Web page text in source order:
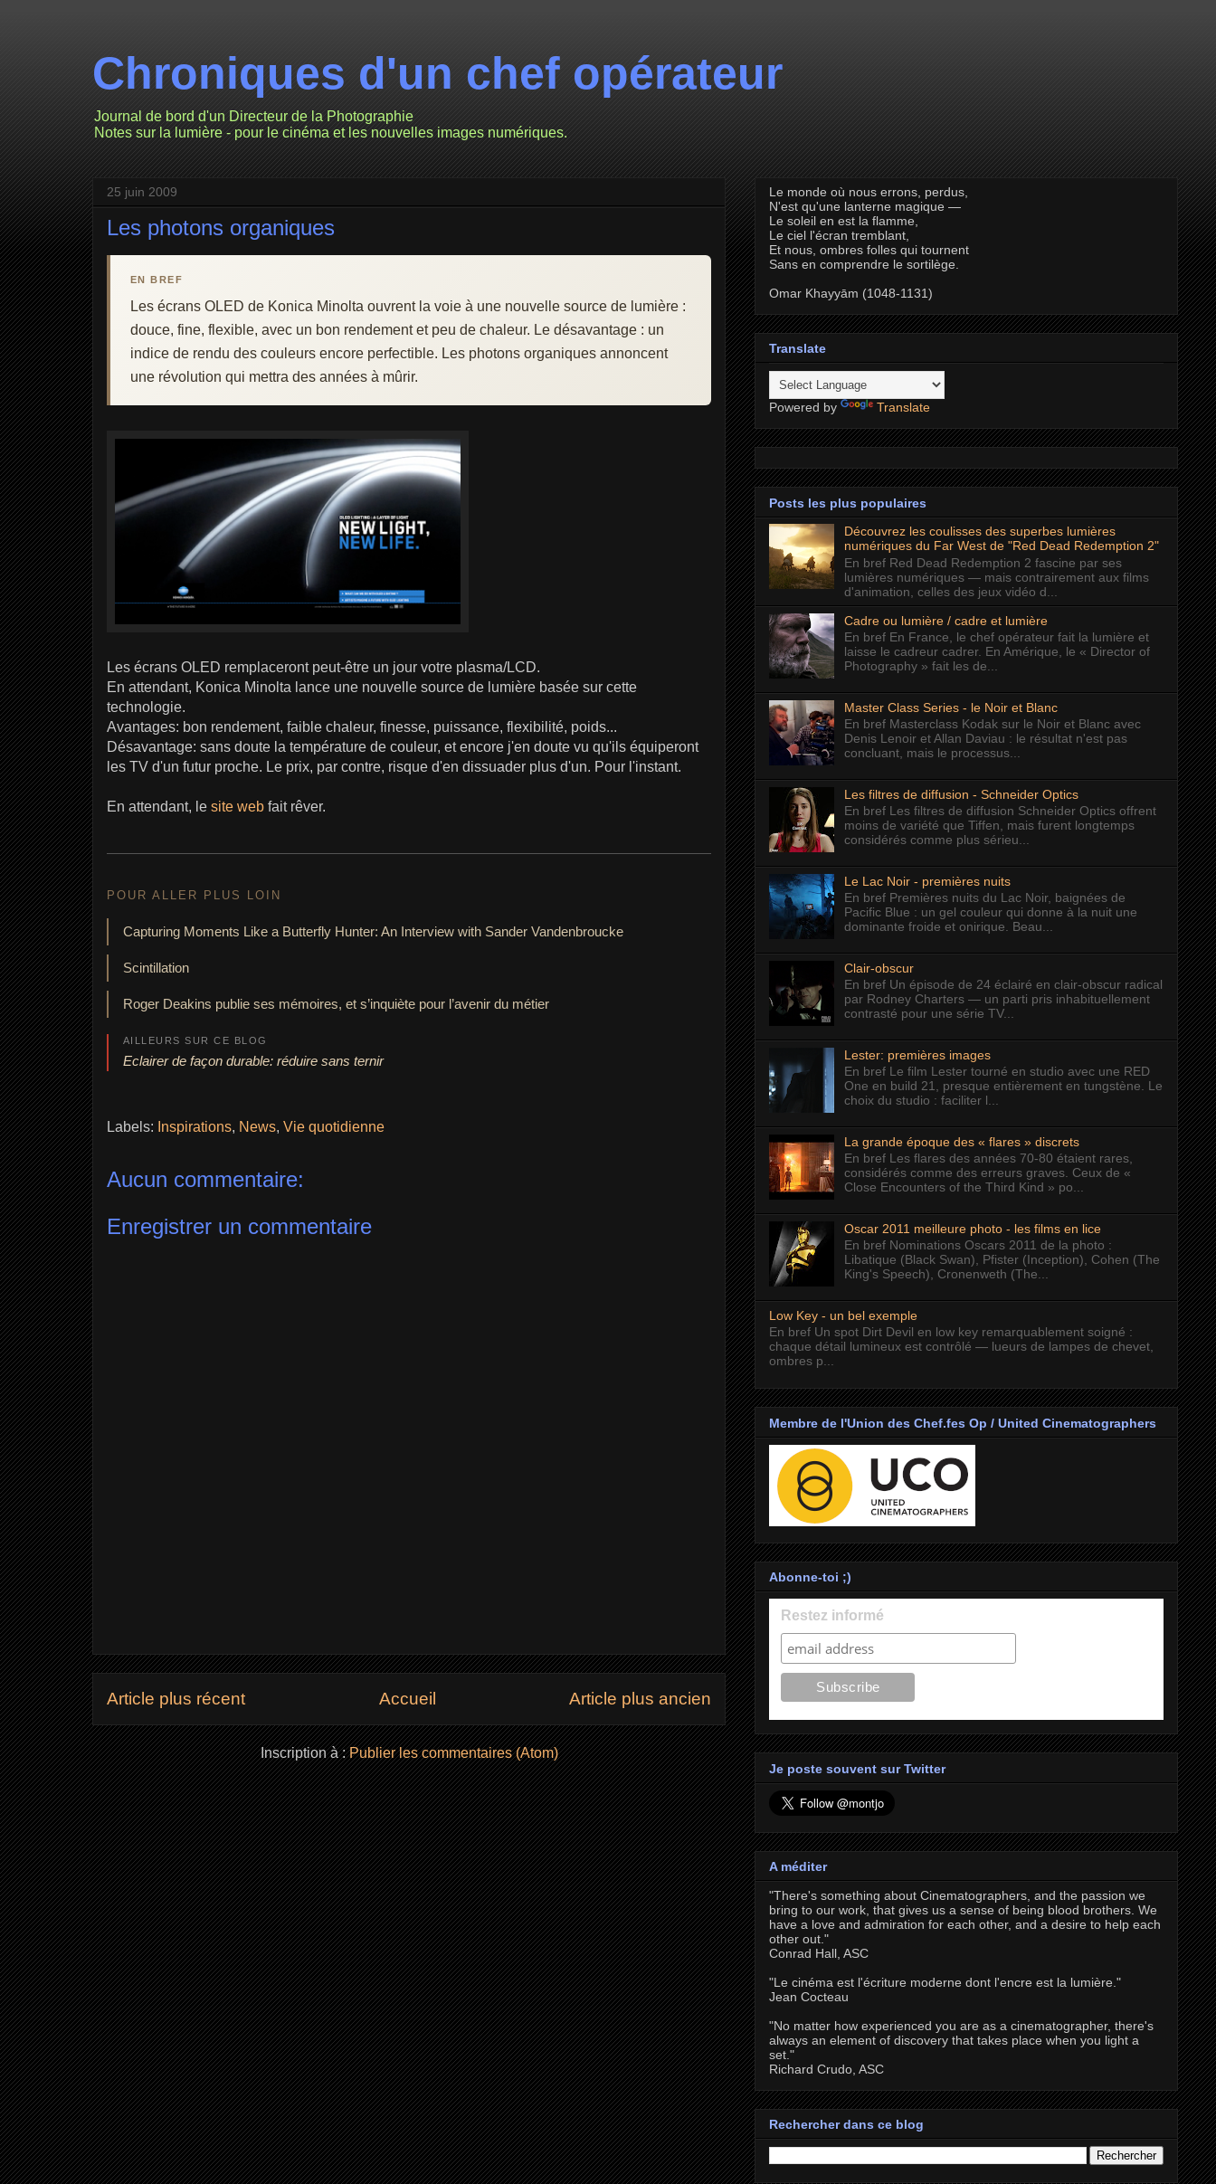
Chroniques d'un chef opérateur
Journal de bord d'un Directeur de la Photographie
Notes sur la lumière - pour le cinéma et les nouvelles images numériques.
25 juin 2009
Les photons organiques
EN BREF
Les écrans OLED de Konica Minolta ouvrent la voie à une nouvelle source de lumière :
douce, fine, flexible, avec un bon rendement et peu de chaleur. Le désavantage : un
indice de rendu des couleurs encore perfectible. Les photons organiques annoncent
une révolution qui mettra des années à mûrir.
Les écrans OLED remplaceront peut-être un jour votre plasma/LCD.
En attendant, Konica Minolta lance une nouvelle source de lumière basée sur cette
technologie.
Avantages: bon rendement, faible chaleur, finesse, puissance, flexibilité, poids...
Désavantage: sans doute la température de couleur, et encore j'en doute vu qu'ils équiperont
les TV d'un futur proche. Le prix, par contre, risque d'en dissuader plus d'un. Pour l'instant.
En attendant, le site webfait rêver.
POUR ALLER PLUS LOIN
Capturing Moments Like a Butterfly Hunter: An Interview with Sander Vandenbroucke
Scintillation
Roger Deakins publie ses mémoires, et s’inquiète pour l’avenir du métier
AILLEURS SUR CE BLOG
Eclairer de façon durable: réduire sans ternir
Labels: Inspirations, News, Vie quotidienne
Aucun commentaire:
Enregistrer un commentaire
Article plus récent Article plus ancien
Accueil
Inscription à :Publier les commentaires (Atom)
Le monde où nous errons, perdus,
N'est qu'une lanterne magique —
Le soleil en est la flamme,
Le ciel l'écran tremblant,
Et nous, ombres folles qui tournent
Sans en comprendre le sortilège.
Omar Khayyām (1048-1131)
Translate
Powered by Translate
Posts les plus populaires
Découvrez les coulisses des superbes lumières
numériques du Far West de "Red Dead Redemption 2"
En bref Red Dead Redemption 2 fascine par ses
lumières numériques — mais contrairement aux films
d'animation, celles des jeux vidéo d...
Cadre ou lumière / cadre et lumière
En bref En France, le chef opérateur fait la lumière et
laisse le cadreur cadrer. En Amérique, le « Director of
Photography » fait les de...
Master Class Series - le Noir et Blanc
En bref Masterclass Kodak sur le Noir et Blanc avec
Denis Lenoir et Allan Daviau : le résultat n'est pas
concluant, mais le processus...
Les filtres de diffusion - Schneider Optics
En bref Les filtres de diffusion Schneider Optics offrent
moins de variété que Tiffen, mais furent longtemps
considérés comme plus sérieu...
Le Lac Noir - premières nuits
En bref Premières nuits du Lac Noir, baignées de
Pacific Blue : un gel couleur qui donne à la nuit une
dominante froide et onirique. Beau...
Clair-obscur
En bref Un épisode de 24 éclairé en clair-obscur radical
par Rodney Charters — un parti pris inhabituellement
contrasté pour une série TV...
Lester: premières images
En bref Le film Lester tourné en studio avec une RED
One en build 21, presque entièrement en tungstène. Le
choix du studio : faciliter l...
La grande époque des « flares » discrets
En bref Les flares des années 70-80 étaient rares,
considérés comme des erreurs graves. Ceux de «
Close Encounters of the Third Kind » po...
Oscar 2011 meilleure photo - les films en lice
En bref Nominations Oscars 2011 de la photo :
Libatique (Black Swan), Pfister (Inception), Cohen (The
King's Speech), Cronenweth (The...
Low Key - un bel exemple
En bref Un spot Dirt Devil en low key remarquablement soigné :
chaque détail lumineux est contrôlé — lueurs de lampes de chevet,
ombres p...
Membre de l'Union des Chef.fes Op / United Cinematographers
Abonne-toi ;)
Restez informé
Je poste souvent sur Twitter
A méditer
"There's something about Cinematographers, and the passion we
bring to our work, that gives us a sense of being blood brothers. We
have a love and admiration for each other, and a desire to help each
other out."
Conrad Hall, ASC
"Le cinéma est l'écriture moderne dont l'encre est la lumière."
Jean Cocteau
"No matter how experienced you are as a cinematographer, there's
always an element of discovery that takes place when you light a
set."
Richard Crudo, ASC
Rechercher dans ce blog